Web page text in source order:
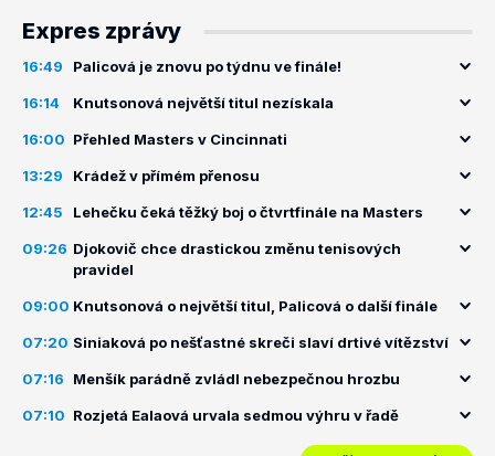
Expres zprávy
16:49 Palicová je znovu po týdnu ve finále!
16:14 Knutsonová největší titul nezískala
16:00 Přehled Masters v Cincinnati
13:29 Krádež v přímém přenosu
12:45 Lehečku čeká těžký boj o čtvrtfinále na Masters
09:26 Djokovič chce drastickou změnu tenisových
pravidel
09:00 Knutsonová o největší titul, Palicová o další finále
07:20 Siniaková po nešťastné skreči slaví drtivé vítězství
07:16 Menšík parádně zvládl nebezpečnou hrozbu
07:10 Rozjetá Ealaová urvala sedmou výhru v řadě